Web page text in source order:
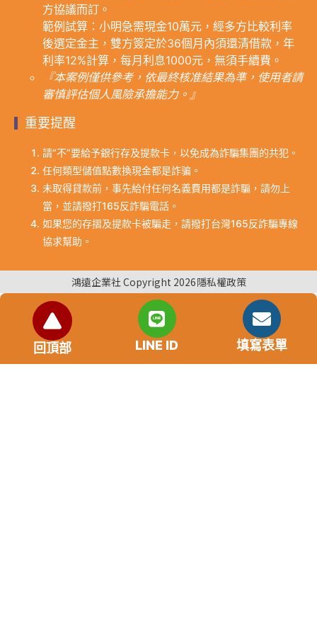
方協議而訂。
範例試算：小明急需現金10萬元，經多方比較利率
後選定金主，雙方簽定於36個月內須還清借款，年
利率12%計算，每月利息1000元，無須手續費。
『本案例僅供參考，依最終核准結果為準，使用者請
審慎評估個人風險承擔能力。』
重要提醒
請“不”要給予銀行存及提款卡，以免成為詐騙集團的共犯。
任何類型儲值點數換現金都是詐骗。
未取得貸款前，事先給付任何名義費用都是詐騙，請勿上
當，並請撥打165反詐騙電話。
如果您的存摺及提款卡被騙走，請撥打台灣165反詐騙專線
協求幫助。
鴻遠企業社 Copyright 2026隱私權政策
回頂部 LINE ID 填寫表單